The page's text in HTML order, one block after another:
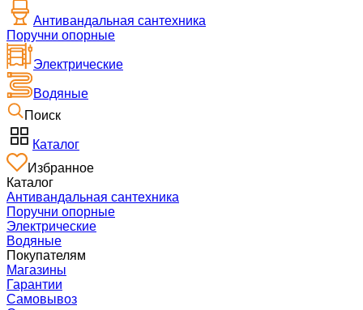
Антивандальная сантехника
Поручни опорные
Электрические
Водяные
Поиск
Каталог
Избранное
Каталог
Антивандальная сантехника
Поручни опорные
Электрические
Водяные
Покупателям
Магазины
Гарантии
Самовывоз